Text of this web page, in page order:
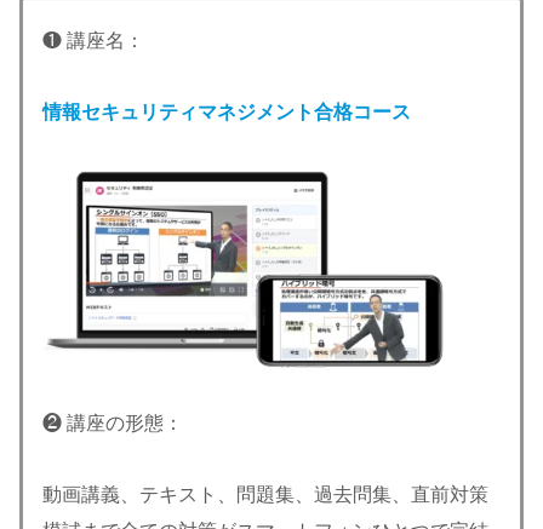
❶ 講座名：
情報セキュリティマネジメント合格コース
❷ 講座の形態：
動画講義、テキスト、問題集、過去問集、直前対策